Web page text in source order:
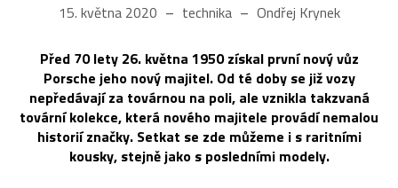
15. května 2020 technika Ondřej Krynek
Před 70 lety 26. května 1950 získal první nový vůz
Porsche jeho nový majitel. Od té doby se již vozy
nepředávají za továrnou na poli, ale vznikla takzvaná
tovární kolekce, která nového majitele provádí nemalou
historií značky. Setkat se zde můžeme i s raritními
kousky, stejně jako s posledními modely.